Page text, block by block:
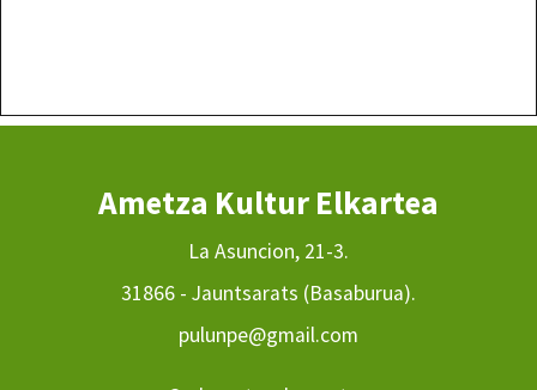
Ametza Kultur Elkartea
La Asuncion, 21-3.
31866 - Jauntsarats (Basaburua).
pulunpe@gmail.com